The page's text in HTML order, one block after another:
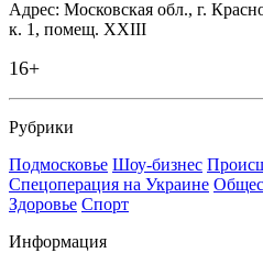
Адрес: Московская обл., г.
к. 1, помещ. XXIII
16+
Рубрики
Подмосковье Шоу-бизнес
Спецоперация на Украине
Здоровье Спорт
Информация